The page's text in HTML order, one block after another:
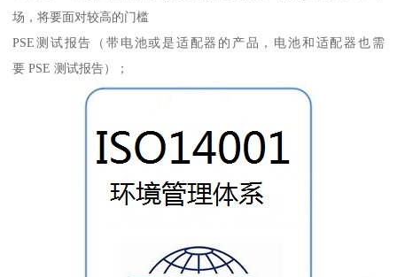
场，将要面对较高的门槛
PSE测试报告（带电池或是适配器的产品，电池和适配器也需
要 PSE 测试报告）；